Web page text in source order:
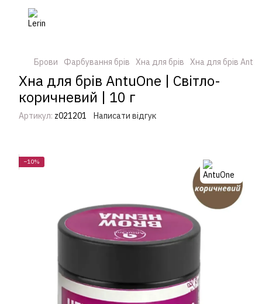
Брови Фарбування брів Хна для брів Хна для брів
Хна для брів AntuOne | Cвітло-
коричневий | 10 г
Артикул: z021201 Написати відгук
−10%